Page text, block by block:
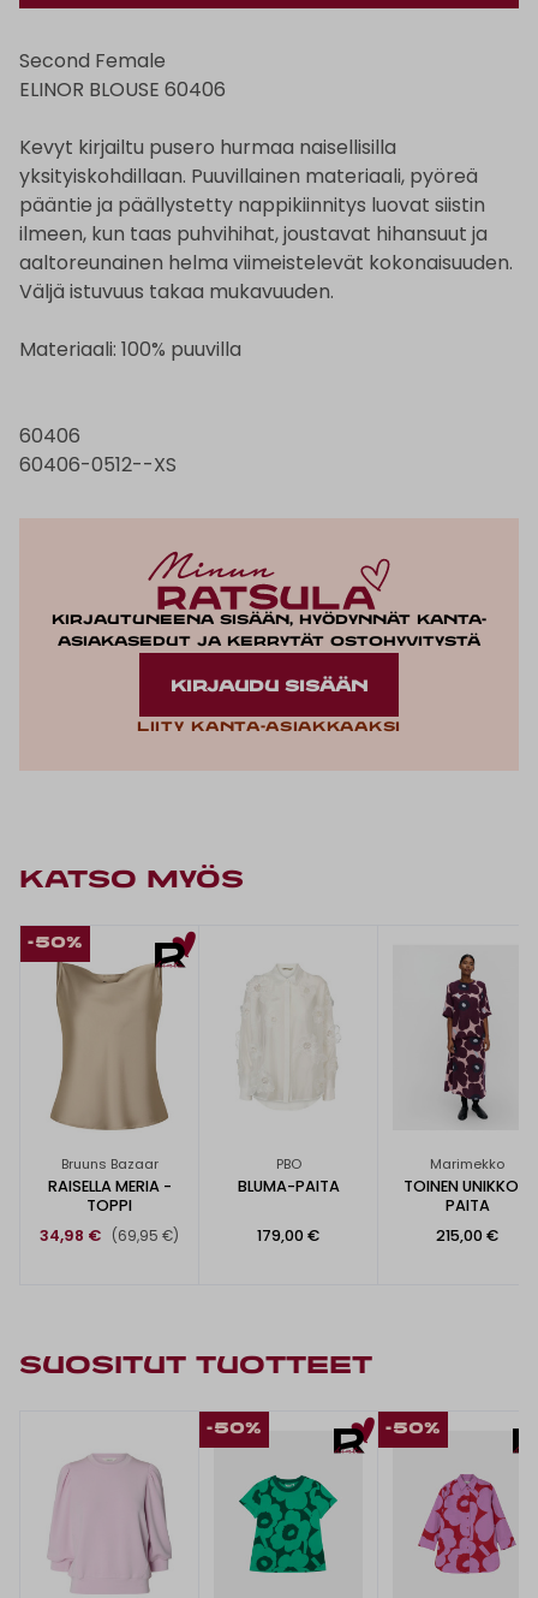
Second Female
ELINOR BLOUSE 60406
Kevyt kirjailtu pusero hurmaa naisellisilla
yksityiskohdillaan. Puuvillainen materiaali, pyöreä
pääntie ja päällystetty nappikiinnitys luovat siistin
ilmeen, kun taas puhvihihat, joustavat hihansuut ja
aaltoreunainen helma viimeistelevät kokonaisuuden.
Väljä istuvuus takaa mukavuuden.
Materiaali: 100% puuvilla
60406
60406-0512--XS
Kirjautuneena sisään, hyödynnät kanta-
asiakasedut ja kerrytät ostohyvitystä
KIRJAUDU SISÄÄN
Liity kanta-asiakkaaksi
KATSO MYÖS
-50%
Bruuns Bazaar
RAISELLA MERIA -
TOPPI
34,98 €
(69,95 €)
PBO
BLUMA-PAITA
179,00 €
Marimekko
TOINEN UNIKKO -
PAITA
215,00 €
SUOSITUT TUOTTEET
-50% -50%